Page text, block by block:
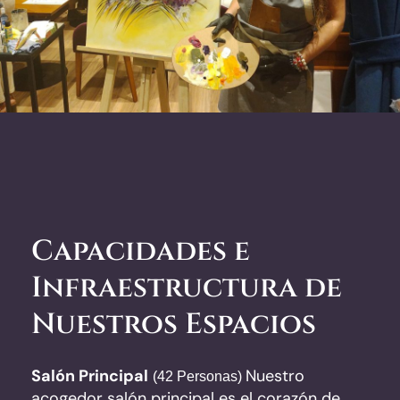
Capacidades e
Infraestructura de
Nuestros Espacios
Salón Principal (42 Personas) Nuestro